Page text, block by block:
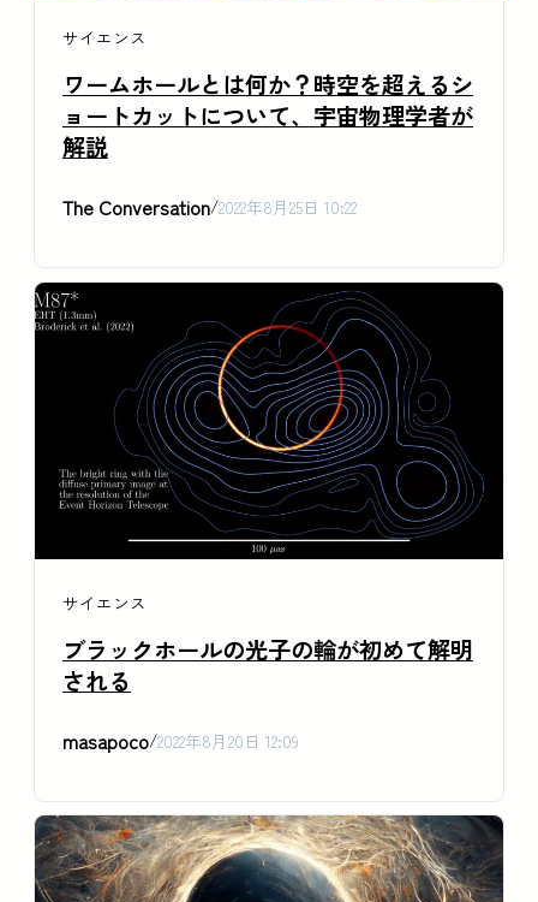
サイエンス
ワームホールとは何か？時空を超えるシ
ョートカットについて、宇宙物理学者が
解説
The Conversation/2022年8月25日 10:22
サイエンス
ブラックホールの光子の輪が初めて解明
される
masapoco/2022年8月20日 12:09